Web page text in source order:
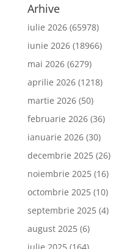
Arhive
iulie 2026(65978)
iunie 2026(18966)
mai 2026(6279)
aprilie 2026(1218)
martie 2026(50)
februarie 2026(36)
ianuarie 2026(30)
decembrie 2025(26)
noiembrie 2025(16)
octombrie 2025(10)
septembrie 2025(4)
august 2025(6)